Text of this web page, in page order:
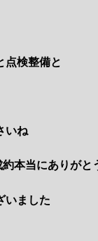
点検整備と
いね
本当にありがと
いました